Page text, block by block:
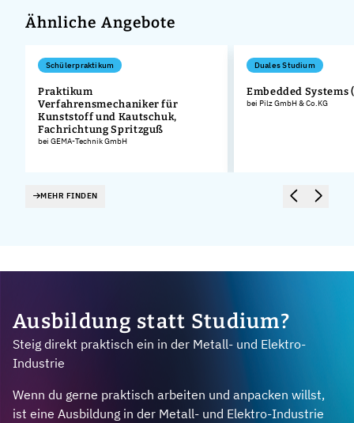
Ähnliche Angebote
Schülerpraktikum
Praktikum
Verfahrensmechaniker für
Kunststoff und Kautschuk,
Fachrichtung Spritzguß
bei GEMA-Technik GmbH
Duales Studium
Embedded Systems
bei Pilz GmbH & Co.KG
MEHR FINDEN
Ausbildung statt Studium?
Steig direkt praktisch ein in der Metall- und Elektro-
Industrie
Wenn du gerne praktisch arbeiten und anpacken willst,
ist eine Ausbildung in der Metall- und Elektro-Industrie